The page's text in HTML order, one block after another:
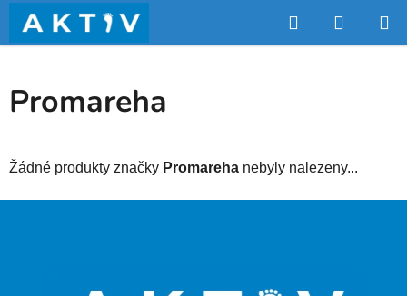
obsah
Hledat
KOŠÍK
Promareha
Žádné produkty značky Promareha nebyly nalezeny...